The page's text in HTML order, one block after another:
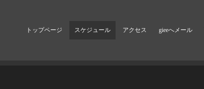
トップページ スケジュール アクセス gieeへメール